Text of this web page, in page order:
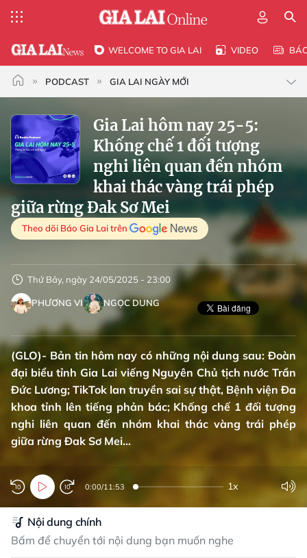
WELCOME TO GIA LAI VIDEO
PODCAST GIA LAI NGÀY MỚI
Gia Lai hôm nay 25-5:
Khống chế 1 đối tượng
nghi liên quan đến nhóm
khai thác vàng trái phép
giữa rừng Đak Sơ Mei
Theo dõi Báo Gia Lai trên
Thứ Bảy, ngày 24/05/2025 - 23:00
PHƯƠNG VI NGỌC DUNG
(GLO)- Bản tin hôm nay có những nội dung sau: Đoàn
đại biểu tỉnh Gia Lai viếng Nguyên Chủ tịch nước Trần
Đức Lương; TikTok lan truyền sai sự thật, Bệnh viện Đa
khoa tỉnh lên tiếng phản bác; Khống chế 1 đối tượng
nghi liên quan đến nhóm khai thác vàng trái phép
giữa rừng Đak Sơ Mei...
0:00/11:53 1x
Nội dung chính
Bấm để chuyển tới nội dung bạn muốn nghe